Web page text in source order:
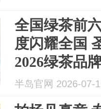
全国绿茶前
度闪耀全国
2026绿茶品
半岛官网 2026-07-